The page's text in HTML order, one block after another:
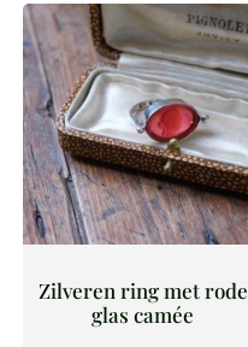
Zilveren ring met rode
glas camée